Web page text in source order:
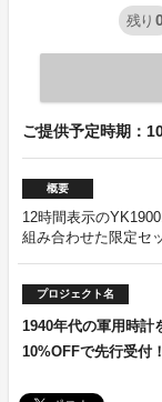
残り
ご提供予定時期：
概要
12時間表示の
組み合わせた限定セ
プロジェクト名
1940年代の軍用時計
10%OFFで先行受付！